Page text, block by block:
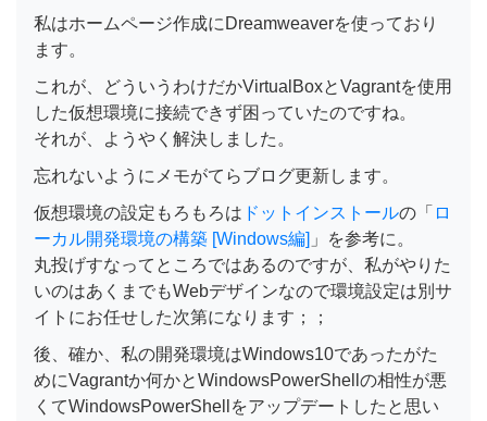
私はホームページ作成にDreamweaverを使っており
ます。
これが、どういうわけだかVirtualBoxとVagrantを使用
した仮想環境に接続できず困っていたのですね。
それが、ようやく解決しました。
忘れないようにメモがてらブログ更新します。
仮想環境の設定もろもろは ドットインストールの「 ロ
ーカル開発環境の構築 [Windows編] 」を参考に。
丸投げすなってところではあるのですが、私がやりた
いのはあくまでもWebデザインなので環境設定は別サ
イトにお任せした次第になります；；
後、確か、私の開発環境はWindows10であったがた
めにVagrantか何かとWindowsPowerShellの相性が悪
くてWindowsPowerShellをアップデートしたと思い